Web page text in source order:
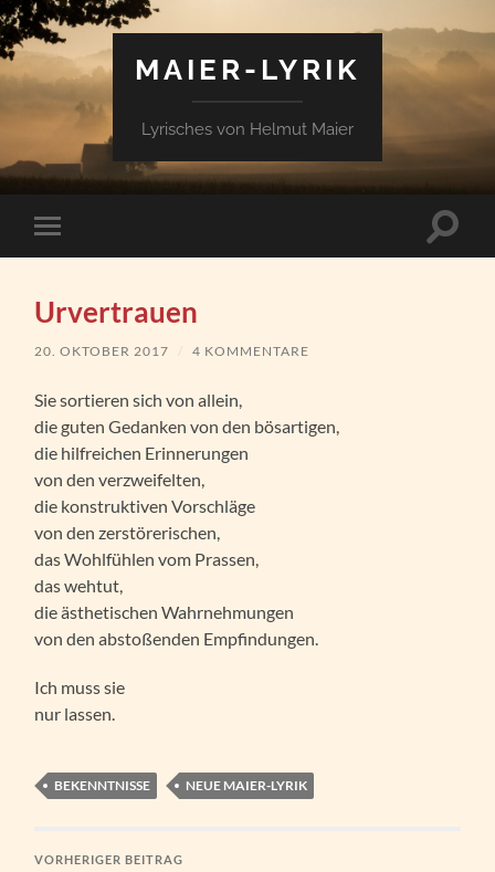
MAIER-LYRIK
Lyrisches von Helmut Maier
Mobile-
Menü
Urvertrauen
20. OKTOBER 2017 / 4 KOMMENTARE
Sie sortieren sich von allein,
die guten Gedanken von den bösartigen,
die hilfreichen Erinnerungen
von den verzweifelten,
die konstruktiven Vorschläge
von den zerstörerischen,
das Wohlfühlen vom Prassen,
das wehtut,
die ästhetischen Wahrnehmungen
von den abstoßenden Empfindungen.
Ich muss sie
nur lassen.
BEKENNTNISSE NEUE MAIER-LYRIK
VORHERIGER BEITRAG